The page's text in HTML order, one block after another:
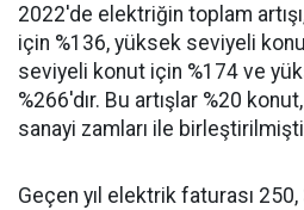
2022'de elektriğin toplam
için %136, yüksek seviyeli
seviyeli konut için %174 ve
%266'dır. Bu artışlar %20
sanayi zamları ile
Geçen yıl elektrik faturası